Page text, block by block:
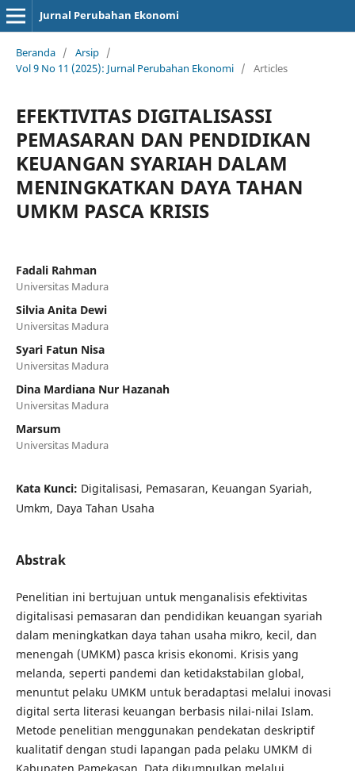
Jurnal Perubahan Ekonomi
Beranda / Arsip /
Vol 9 No 11 (2025): Jurnal Perubahan Ekonomi / Articles
EFEKTIVITAS DIGITALISASSI
PEMASARAN DAN PENDIDIKAN
KEUANGAN SYARIAH DALAM
MENINGKATKAN DAYA TAHAN
UMKM PASCA KRISIS
Fadali Rahman
Universitas Madura
Silvia Anita Dewi
Universitas Madura
Syari Fatun Nisa
Universitas Madura
Dina Mardiana Nur Hazanah
Universitas Madura
Marsum
Universitas Madura
Kata Kunci: Digitalisasi, Pemasaran, Keuangan Syariah,
Umkm, Daya Tahan Usaha
Abstrak
Penelitian ini bertujuan untuk menganalisis efektivitas
digitalisasi pemasaran dan pendidikan keuangan syariah
dalam meningkatkan daya tahan usaha mikro, kecil, dan
menengah (UMKM) pasca krisis ekonomi. Krisis yang
melanda, seperti pandemi dan ketidakstabilan global,
menuntut pelaku UMKM untuk beradaptasi melalui inovasi
digital serta literasi keuangan berbasis nilai-nilai Islam.
Metode penelitian menggunakan pendekatan deskriptif
kualitatif dengan studi lapangan pada pelaku UMKM di